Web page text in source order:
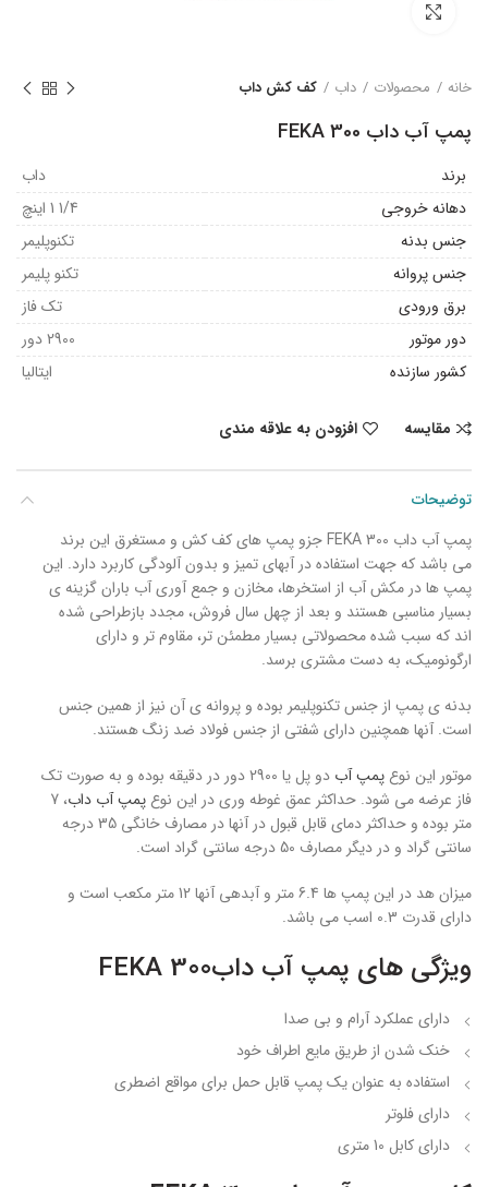
خانه محصولات داب کف کش داب
پمپ آب داب FEKA 300
برند
داب
دهانه خروجی
1/4 1 اینچ
جنس بدنه
تکنوپلیمر
جنس پروانه
تکنو پلیمر
برق ورودی
تک فاز
دور موتور
2900 دور
کشور سازنده
ایتالیا
مقایسه افزودن به علاقه مندی
توضیحات
پمپ آب داب FEKA 300 جزو پمپ های کف کش و مستغرق این برند
می باشد که جهت استفاده در آبهای تمیز و بدون آلودگی کاربرد دارد. این
پمپ ها در مکش آب از استخرها، مخازن و جمع آوری آب باران گزینه ی
بسیار مناسبی هستند و بعد از چهل سال فروش، مجدد بازطراحی شده
اند که سبب شده محصولاتی بسیار مطمئن تر، مقاوم تر و دارای
ارگونومیک، به دست مشتری برسد.
بدنه ی پمپ از جنس تکنوپلیمر بوده و پروانه ی آن نیز از همین جنس
است. آنها همچنین دارای شفتی از جنس فولاد ضد زنگ هستند.
موتور این نوع پمپ آب
دو پل یا 2900 دور در دقیقه بوده و به صورت تک
فاز عرضه می شود. حداکثر عمق غوطه وری در این نوع پمپ آب داب ، 7
متر بوده و حداکثر دمای قابل قبول در آنها در مصارف خانگی 35 درجه
سانتی گراد و در دیگر مصارف 50 درجه سانتی گراد است.
میزان هد در این پمپ ها 6.4 متر و آبدهی آنها 12 متر مکعب است و
دارای قدرت 0.3 اسب می باشد.
ویژگی های پمپ آب دابFEKA 300
دارای عملکرد آرام و بی صدا
خنک شدن از طریق مایع اطراف خود
استفاده به عنوان یک پمپ قابل حمل برای مواقع اضطری
دارای فلوتر
دارای کابل 10 متری